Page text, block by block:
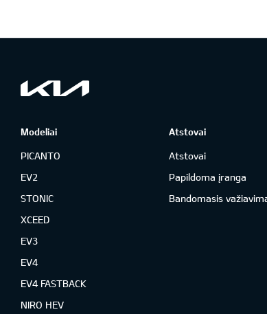
Modeliai
PICANTO
EV2
STONIC
XCEED
EV3
EV4
EV4 FASTBACK
NIRO HEV
Atstovai
Atstovai
Papildoma įranga
Bandomasis